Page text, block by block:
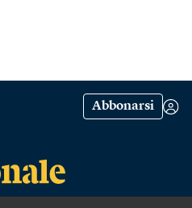
Abbonarsi